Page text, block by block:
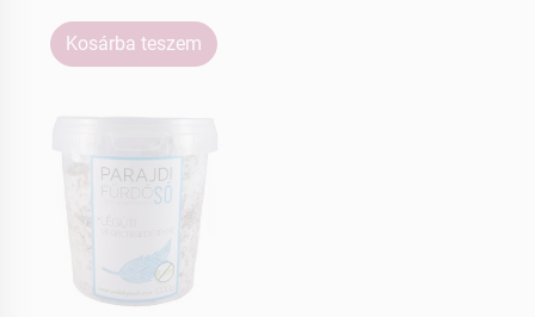
Kosárba teszem